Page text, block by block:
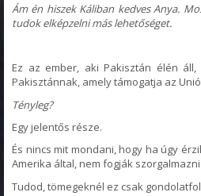
Ám én hiszek Káliban kedves Anya.
tudok elképzelni más lehetőséget.
Ez az ember, aki Pakisztán élén
Pakisztánnak, amely támogatja az
Tényleg?
Egy jelentős része.
És nincs mit mondani, hogy ha úgy
Amerika által, nem fogják
Tudod, tömegeknél ez csak